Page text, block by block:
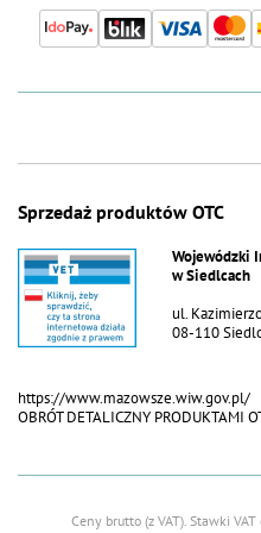
Sprzedaż produktów OTC
Wojewódzki
w Siedlcach
ul.
08-110
https://www.mazowsze.wiw.gov.pl/
OBRÓT DETALICZNY PRODUKTAMI
Ceny brutto (z VAT). Stawki